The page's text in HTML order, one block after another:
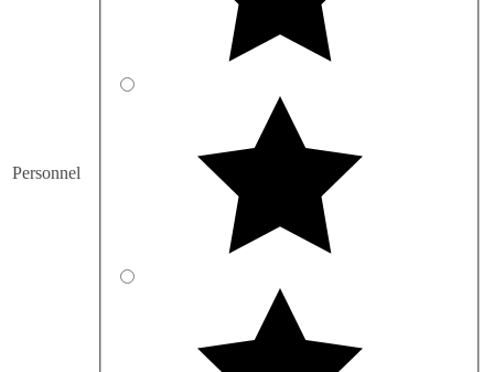
Personnel